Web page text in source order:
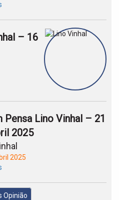
– 16
Pensa Lino Vinhal – 21
2025
2025
Opinião